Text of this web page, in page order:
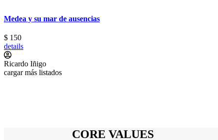
Medea y su mar de ausencias
$ 150
details
Ricardo Iñigo
cargar más listados
CORE VALUES